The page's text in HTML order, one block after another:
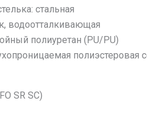
стальная
водоотталкивающая
полиуретан (PU/PU)
полиэстеровая
SR SC)